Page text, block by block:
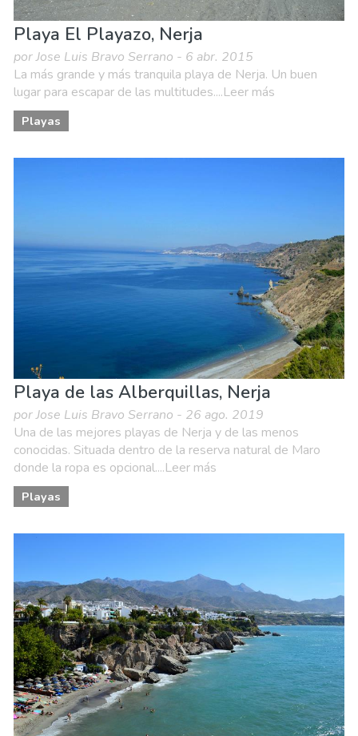
Playa El Playazo, Nerja
por Jose Luis Bravo Serrano - 6 abr. 2015
La más grande y más tranquila playa de Nerja. Un buen
lugar para escapar de las multitudes....Leer más
Playas
Playa de las Alberquillas, Nerja
por Jose Luis Bravo Serrano - 26 ago. 2019
Una de las mejores playas de Nerja y de las menos
conocidas. Situada dentro de la reserva natural de Maro
donde la ropa es opcional....Leer más
Playas